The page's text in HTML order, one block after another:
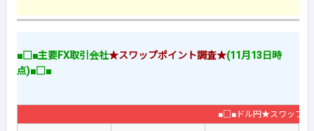
■□■主要FX取引会社★スワップポイント調査★(11月13日時
点)■□■
■□■ドル円★スワップ